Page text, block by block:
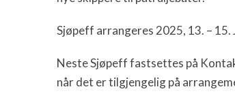
Sjøpeff arrangeres 2025, 13. – 15.
Neste Sjøpeff fastsettes på
når det er tilgjengelig på